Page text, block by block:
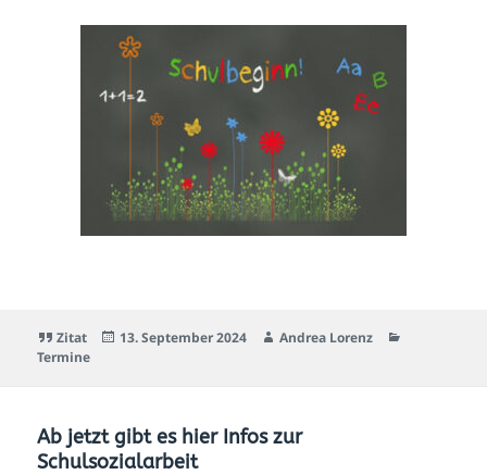
Zitat 13. September 2024
Andrea Lorenz
Termine
Ab jetzt gibt es hier Infos zur
Schulsozialarbeit